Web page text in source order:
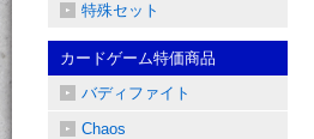
特殊セット
カードゲーム特価商品
バディファイト
Chaos